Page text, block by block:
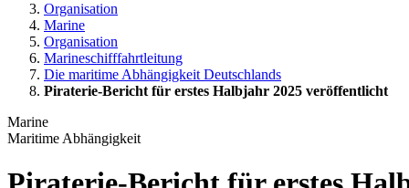
Organisation
Marine
Organisation
Marineschifffahrtleitung
Die maritime Abhängigkeit Deutschlands
Piraterie-Bericht für erstes Halbjahr 2025 veröffentlicht
Marine
Maritime Abhängigkeit